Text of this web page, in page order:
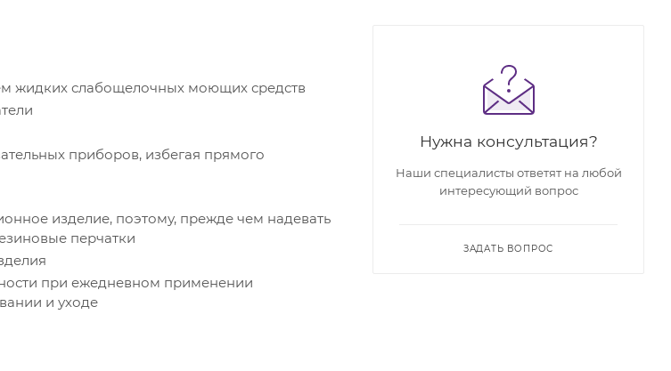
жидких слабощелочных моющих средств
приборов, избегая прямого
изделие, поэтому, прежде чем надевать
перчатки
при ежедневном применении
и уходе
Нужна консультация?
Наши специалисты ответят на любой
интересующий вопрос
ЗАДАТЬ ВОПРОС